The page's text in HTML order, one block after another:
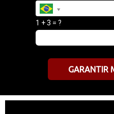
1 + 3 = ?
GARANTIR